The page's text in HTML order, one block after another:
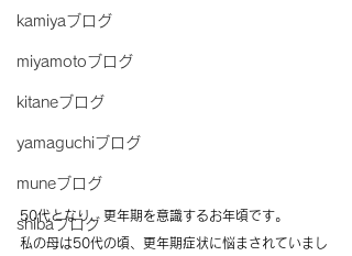
kamiyaブログ
miyamotoブログ
kitaneブログ
yamaguchiブログ
muneブログ
shibaブログ
50代となり、更年期を意識するお年頃です。
私の母は50代の頃、更年期症状に悩まされていまし